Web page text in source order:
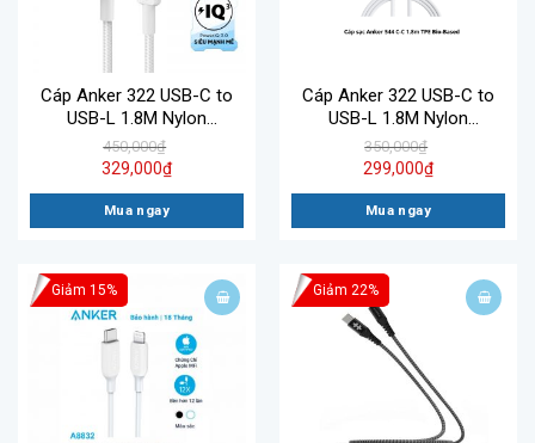
Cáp Anker 322 USB-C to
USB-L 1.8M Nylon
A81B6H21
450,000₫
329,000₫
Mua ngay
Cáp Anker 322 USB-C to
USB-L 1.8M Nylon
A81B6H21
350,000₫
299,000₫
Mua ngay
Giảm 15% Giảm 22%